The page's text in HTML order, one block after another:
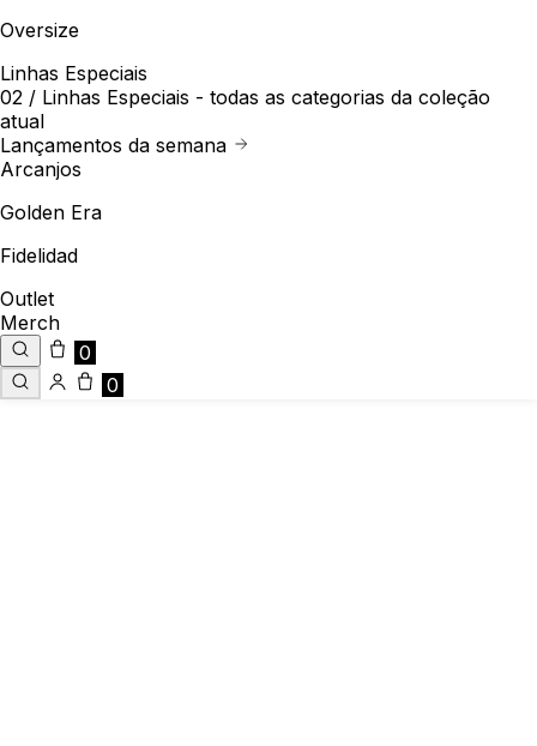
Oversize
Linhas Especiais
02 / Linhas Especiais - todas as categorias da coleção
atual
Lançamentos da semana
Arcanjos
Golden Era
Fidelidad
Outlet
Merch
0
0